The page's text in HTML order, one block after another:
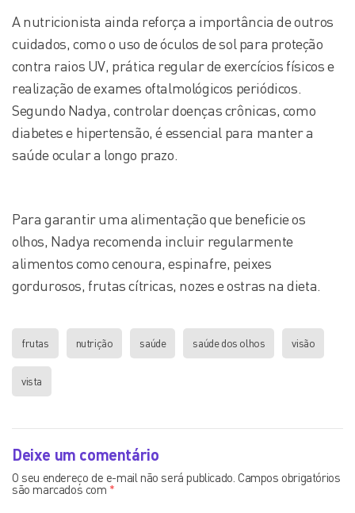
A nutricionista ainda reforça a importância de outros
cuidados, como o uso de óculos de sol para proteção
contra raios UV, prática regular de exercícios físicos e
realização de exames oftalmológicos periódicos.
Segundo Nadya, controlar doenças crônicas, como
diabetes e hipertensão, é essencial para manter a
saúde ocular a longo prazo.
Para garantir uma alimentação que beneficie os
olhos, Nadya recomenda incluir regularmente
alimentos como cenoura, espinafre, peixes
gordurosos, frutas cítricas, nozes e ostras na dieta.
frutas nutrição saúde saúde dos olhos visão
vista
Deixe um comentário
O seu endereço de e-mail não será publicado. Campos obrigatórios
são marcados com *